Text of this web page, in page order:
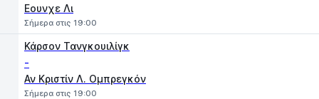
Εουνχε Λι
Σήμερα στις 19:00
Κάρσον Τανγκουιλίγκ
-
Αν Κριστίν Λ. Ομπρεγκόν
Σήμερα στις 19:00